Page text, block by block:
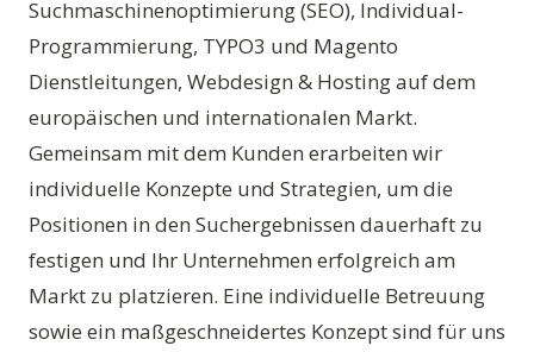
Suchmaschinenoptimierung (SEO), Individual-
Programmierung, TYPO3 und Magento
Dienstleitungen, Webdesign & Hosting auf dem
europäischen und internationalen Markt.
Gemeinsam mit dem Kunden erarbeiten wir
individuelle Konzepte und Strategien, um die
Positionen in den Suchergebnissen dauerhaft zu
festigen und Ihr Unternehmen erfolgreich am
Markt zu platzieren. Eine individuelle Betreuung
sowie ein maßgeschneidertes Konzept sind für uns